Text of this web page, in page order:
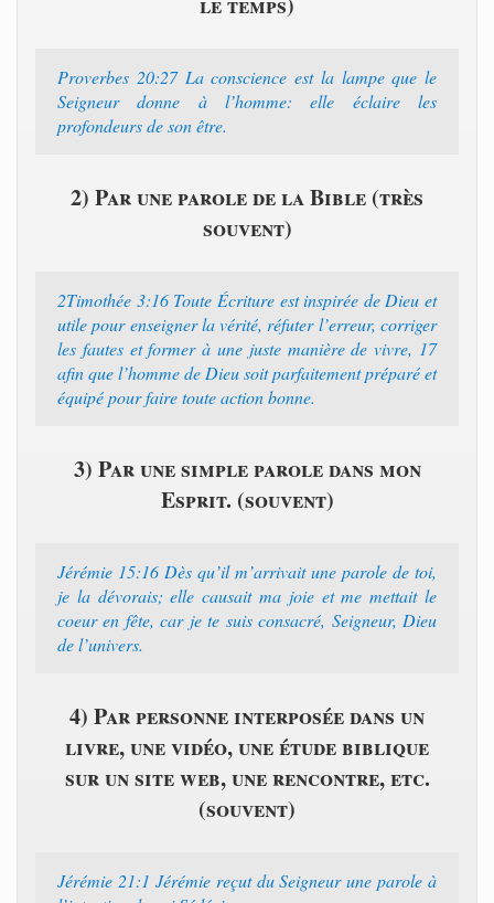
Proverbes 20:27 La conscience est la lampe que le
Seigneur donne à l’homme: elle éclaire les
profondeurs de son être.
2) Par une parole de la Bible (très
souvent)
2Timothée 3:16 Toute Écriture est inspirée de Dieu et
utile pour enseigner la vérité, réfuter l’erreur, corriger
les fautes et former à une juste manière de vivre, 17
afin que l’homme de Dieu soit parfaitement préparé et
équipé pour faire toute action bonne.
3) Par une simple parole dans mon
Esprit. (souvent)
Jérémie 15:16 Dès qu’il m’arrivait une parole de toi,
je la dévorais; elle causait ma joie et me mettait le
coeur en fête, car je te suis consacré, Seigneur, Dieu
de l’univers.
4) Par personne interposée dans un
livre, une vidéo, une étude biblique
sur un site web, une rencontre, etc.
(souvent)
Jérémie 21:1 Jérémie reçut du Seigneur une parole à